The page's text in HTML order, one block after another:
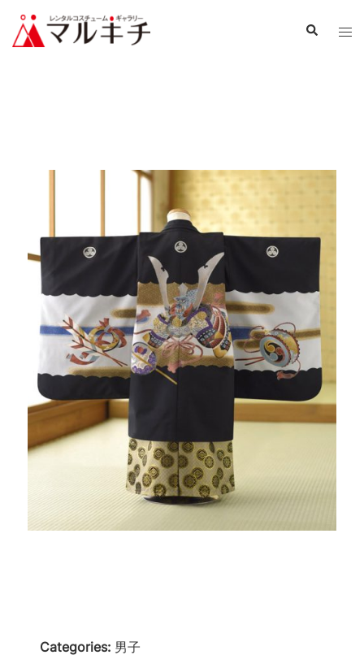
Categories: 男子